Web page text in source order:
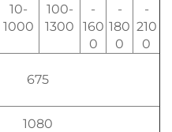
10-
1000
100-
1300
-
160
0
-
180
0
-
210
0
675
1080